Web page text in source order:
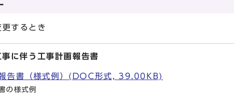
するとき
に伴う工事計画報告書
告書（様式例）(DOC形式, 39.00KB)
の様式例